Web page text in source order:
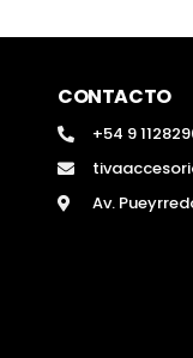
CONTACTO
+54 9
Av.